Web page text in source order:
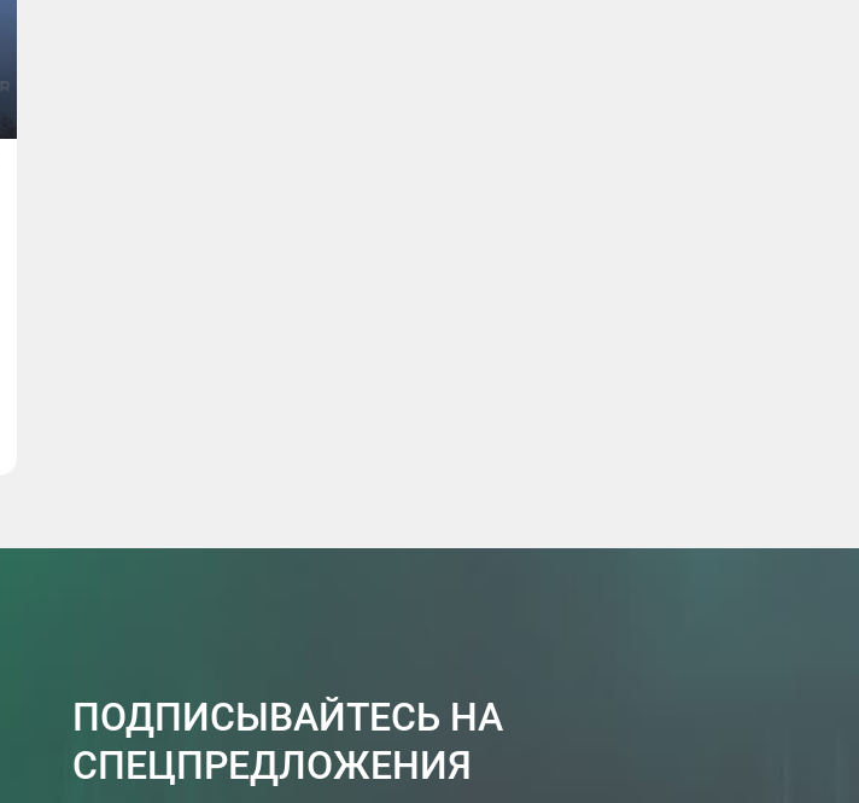
ПОДПИСЫВАЙТЕСЬ НА
СПЕЦПРЕДЛОЖЕНИЯ